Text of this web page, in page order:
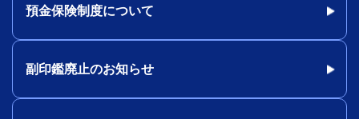
預金保険制度について
副印鑑廃止のお知らせ